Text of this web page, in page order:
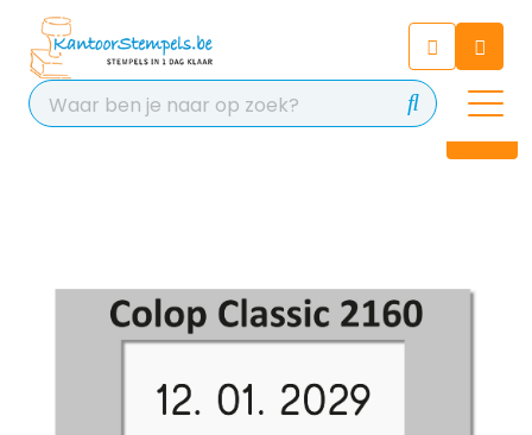
Chat 24/7 met onze chatbot
voor hulp
Contact